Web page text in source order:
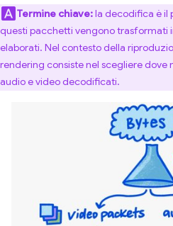
Termine chiave:la decodifica è il
questi pacchetti vengono trasformati
elaborati. Nel contesto della
rendering consiste nel scegliere dove
audio e video decodificati.